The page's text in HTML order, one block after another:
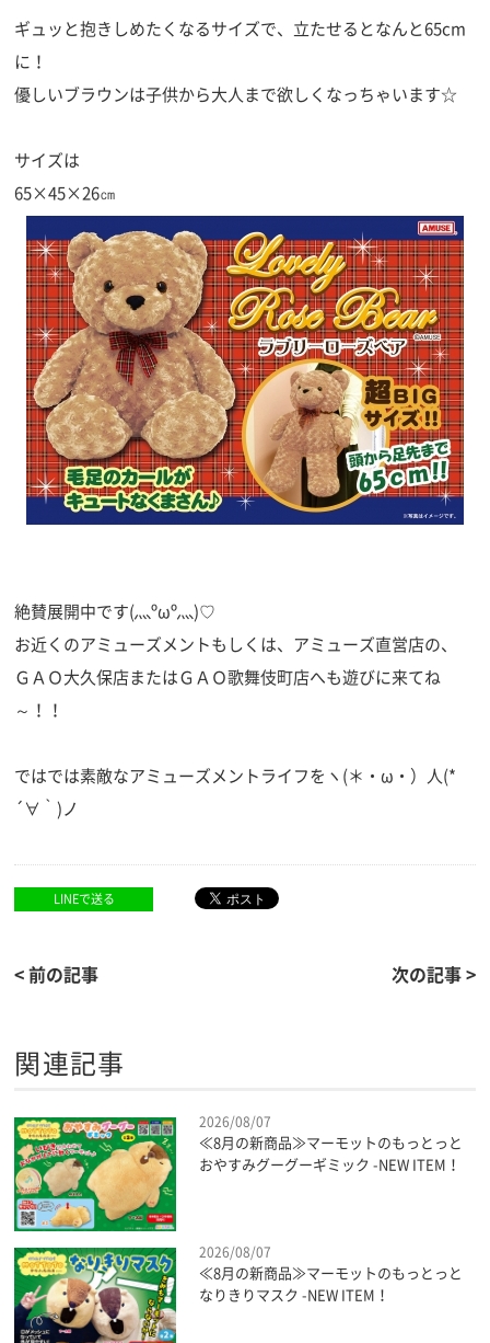
ギュッと抱きしめたくなるサイズで、立たせるとなんと65cm
に！
優しいブラウンは子供から大人まで欲しくなっちゃいます☆
サイズは
65×45×26㎝
絶賛展開中です(灬ºωº灬)♡
お近くのアミューズメントもしくは、アミューズ直営店の、
ＧＡＯ大久保店またはＧＡＯ歌舞伎町店へも遊びに来てね
～！！
ではでは素敵なアミューズメントライフをヽ(＊・ω・）人(*
´∀｀)ノ
LINEで送る
< 前の記事 次の記事 >
関連記事
2026/08/07
≪8月の新商品≫マーモットのもっとっと
おやすみグーグーギミック -NEW ITEM！
2026/08/07
≪8月の新商品≫マーモットのもっとっと
なりきりマスク -NEW ITEM！